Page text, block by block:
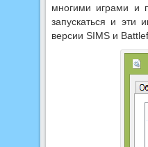
многими играми и
запускаться и эти
версии SIMS и